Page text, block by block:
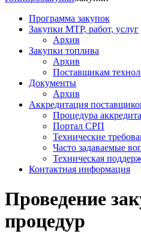
Программа закупок
Закупки МТР, работ, услуг
Архив
Закупки топлива
Архив
Поставщикам
Документы
Архив
Аккредитация
Процедура
Портал СРП
Технические
Часто задаваемые
Техническая
Контактная информация
Проведение
процедур